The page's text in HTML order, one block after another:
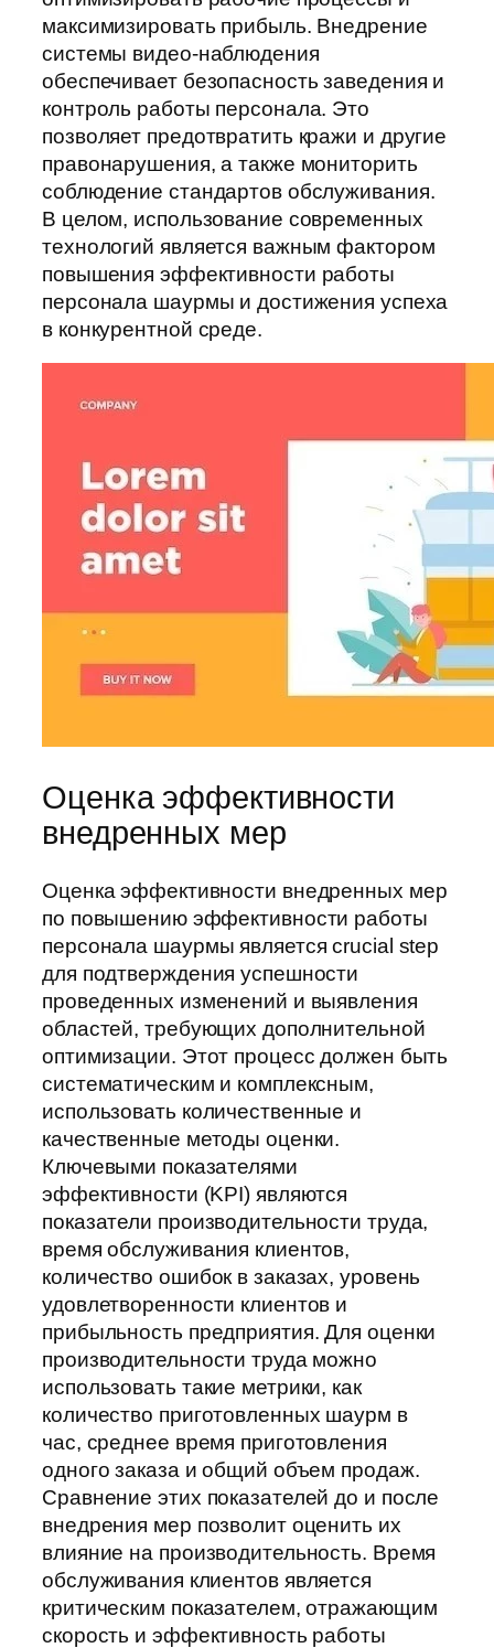
максимизировать прибыль. Внедрение
системы видео-наблюдения
обеспечивает безопасность заведения и
контроль работы персонала. Это
позволяет предотвратить кражи и другие
правонарушения, а также мониторить
соблюдение стандартов обслуживания.
В целом, использование современных
технологий является важным фактором
повышения эффективности работы
персонала шаурмы и достижения успеха
в конкурентной среде.
Оценка эффективности
внедренных мер
Оценка эффективности внедренных мер
по повышению эффективности работы
персонала шаурмы является crucial step
для подтверждения успешности
проведенных изменений и выявления
областей, требующих дополнительной
оптимизации. Этот процесс должен быть
систематическим и комплексным,
использовать количественные и
качественные методы оценки.
Ключевыми показателями
эффективности (KPI) являются
показатели производительности труда,
время обслуживания клиентов,
количество ошибок в заказах, уровень
удовлетворенности клиентов и
прибыльность предприятия. Для оценки
производительности труда можно
использовать такие метрики, как
количество приготовленных шаурм в
час, среднее время приготовления
одного заказа и общий объем продаж.
Сравнение этих показателей до и после
внедрения мер позволит оценить их
влияние на производительность. Время
обслуживания клиентов является
критическим показателем, отражающим
скорость и эффективность работы